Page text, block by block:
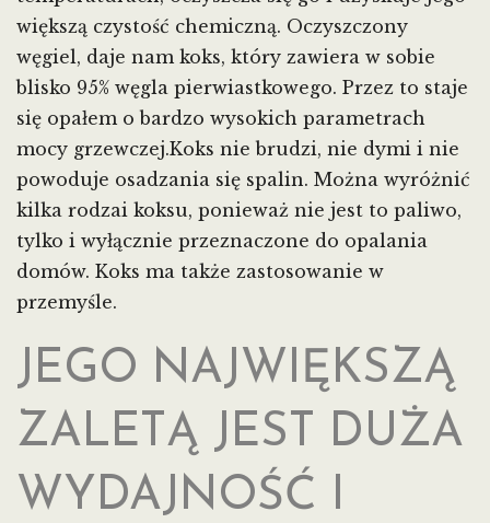
większą czystość chemiczną. Oczyszczony
węgiel, daje nam koks, który zawiera w sobie
blisko 95% węgla pierwiastkowego. Przez to staje
się opałem o bardzo wysokich parametrach
mocy grzewczej.Koks nie brudzi, nie dymi i nie
powoduje osadzania się spalin. Można wyróżnić
kilka rodzai koksu, ponieważ nie jest to paliwo,
tylko i wyłącznie przeznaczone do opalania
domów. Koks ma także zastosowanie w
przemyśle.
JEGO NAJWIĘKSZĄ
ZALETĄ JEST DUŻA
WYDAJNOŚĆ I